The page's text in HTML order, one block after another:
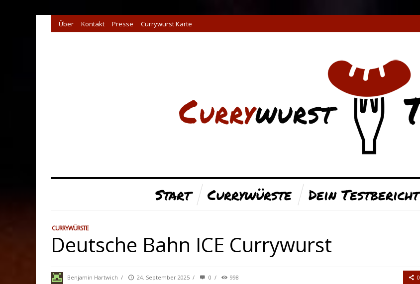
Über Kontakt Presse Currywurst Karte
Start Currywürste Dein Testbericht
CURRYWÜRSTE
Deutsche Bahn ICE Currywurst
Benjamin Hartwich / 24. September 2025 / 0 / 998 0